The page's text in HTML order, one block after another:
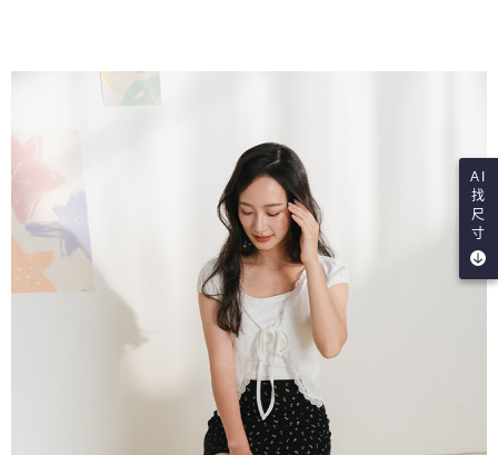
AI
找
尺
寸